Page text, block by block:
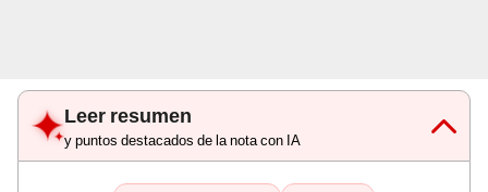
Leer resumen
y puntos destacados de la nota con IA